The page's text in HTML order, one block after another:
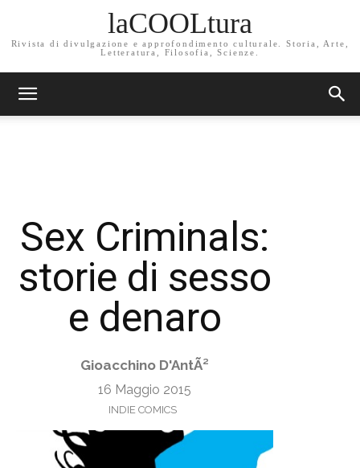
laCOOLtura
Rivista di divulgazione e approfondimento culturale. Storia, Arte,
Letteratura, Filosofia, Scienze.
Sex Criminals:
storie di sesso
e denaro
Gioacchino D'AntÃ²
16 Maggio 2015
INDIE COMICS